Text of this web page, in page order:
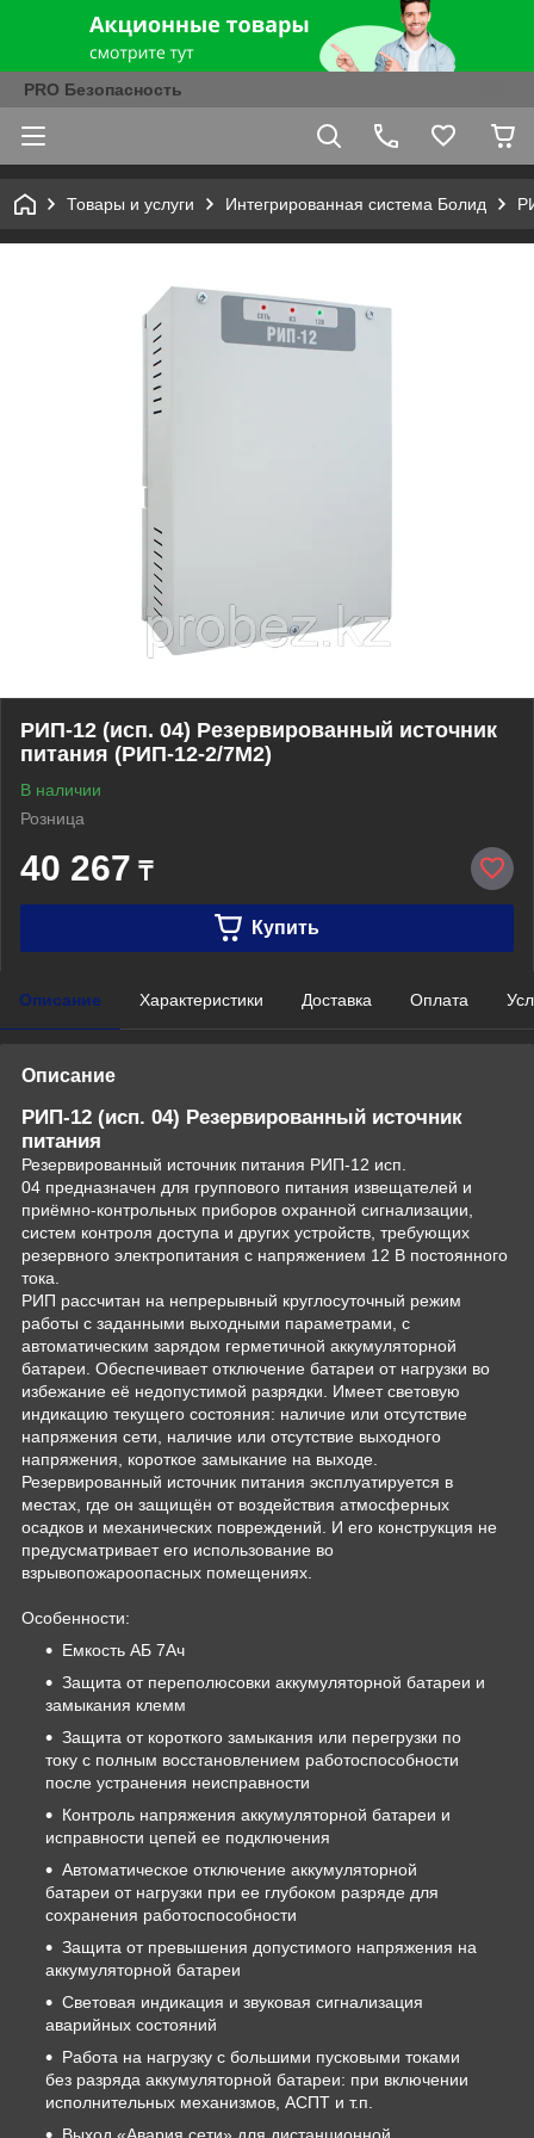
PRO Безопасность
Товары и услуги Интегрированная система Болид
РИП-12 (исп. 04) Резервированный источник
питания (РИП-12-2/7М2)
В наличии
Розница
40 267 ₸
Купить
Описание Характеристики Доставка Оплата
Описание
РИП-12 (исп. 04) Резервированный источник
питания
Резервированный источник питания РИП-12 исп.
04 предназначен для группового питания извещателей и
приёмно-контрольных приборов охранной сигнализации,
систем контроля доступа и других устройств, требующих
резервного электропитания с напряжением 12 В постоянного
тока.
РИП рассчитан на непрерывный круглосуточный режим
работы с заданными выходными параметрами, с
автоматическим зарядом герметичной аккумуляторной
батареи. Обеспечивает отключение батареи от нагрузки во
избежание её недопустимой разрядки. Имеет световую
индикацию текущего состояния: наличие или отсутствие
напряжения сети, наличие или отсутствие выходного
напряжения, короткое замыкание на выходе.
Резервированный источник питания эксплуатируется в
местах, где он защищён от воздействия атмосферных
осадков и механических повреждений. И его конструкция не
предусматривает его использование во
взрывопожароопасных помещениях.
Особенности:
Емкость АБ 7Ач
Защита от переполюсовки аккумуляторной батареи и
замыкания клемм
Защита от короткого замыкания или перегрузки по
току с полным восстановлением работоспособности
после устранения неисправности
Контроль напряжения аккумуляторной батареи и
исправности цепей ее подключения
Автоматическое отключение аккумуляторной
батареи от нагрузки при ее глубоком разряде для
сохранения работоспособности
Защита от превышения допустимого напряжения на
аккумуляторной батареи
Световая индикация и звуковая сигнализация
аварийных состояний
Работа на нагрузку с большими пусковыми токами
без разряда аккумуляторной батареи: при включении
исполнительных механизмов, АСПТ и т.п.
Выход «Авария сети» для дистанционной